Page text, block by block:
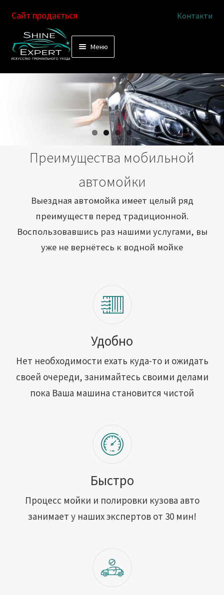
Перейти
к
Перейти
к
Сайт продається Контакти
Меню
Выездная автомойка
Химчистка салона
Подетальная химчистка
Как это работает
Сотрудничество
Вакансии
Адреса обслуживания
Контакты
Преимущества мобильной
автомойки
Выездная автомойка имеет целый ряд
преимуществ перед традиционной.
Воспользовавшись раз нашими услугами, вы
уже не вернётесь к водной мойке
Удобно
Нет необходимости ехать куда-то и ожидать
своей очереди, занимайтесь своими делами
пока Ваша машина становится чистой
Быстро
Процесс мойки и полировки кузова авто
занимает у наших экспертов от 30 мин!